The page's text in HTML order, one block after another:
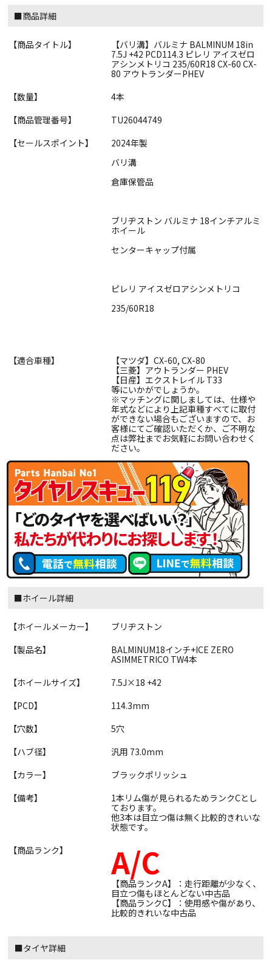
■商品詳細
【商品タイトル】
【バリ溝】バルミナ BALMINUM 18in
7.5J +42 PCD114.3 ピレリ アイスゼロ
アシンメトリコ 235/60R18 CX-60 CX-
80 アウトランダーPHEV
【数量】
4本
【商品管理番号】
TU26044749
【セールスポイント】
2024年製
バリ溝
倉庫保管品
ブリヂストン バルミナ 18インチアルミ
ホイール
センターキャップ付属
ピレリ アイスゼロアシンメトリコ
235/60R18
【適合車種】
【マツダ】CX-60, CX-80
【三菱】アウトランダー PHEV
【日産】エクストレイル T33
等にいかがでしょうか。
※マッチングに関しましては、仕様や
年式などにより上記車種すべてに取付
ができない場合もございますので、お
客様にてご確認いただくか、ご不明な
点は弊社までお気軽にお問い合わせく
ださい。
■ホイール詳細
【ホイールメーカー】
ブリヂストン
【製品名】
BALMINUM18インチ+ICE ZERO
ASIMMETRICO TW4本
【ホイールサイズ】
7.5J×18 +42
【PCD】
114.3mm
【穴数】
5穴
【ハブ径】
汎用 73.0mm
【カラー】
ブラックポリッシュ
【備考】
1本リム傷が見られるためランクCとし
ております。
他3本は目立つ傷は無く比較的きれいな
状態です。
【商品ランク】
A/C
【商品ランクA】：走行距離が少なく、
目立つ傷もほとんどない中古品
【商品ランクC】：使用感や傷があり、
比較的きれいな中古品
■タイヤ詳細